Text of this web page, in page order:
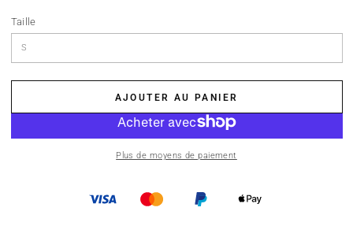
Taille
AJOUTER AU PANIER
Plus de moyens de paiement